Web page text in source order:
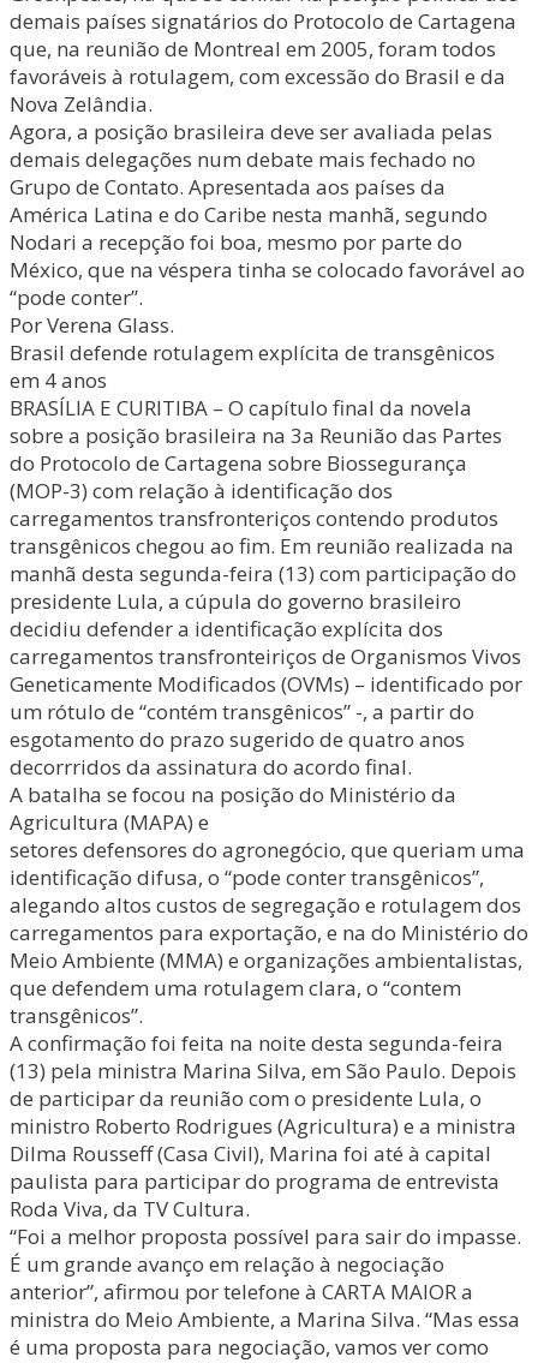
demais países signatários do Protocolo de Cartagena
que, na reunião de Montreal em 2005, foram todos
favoráveis à rotulagem, com excessão do Brasil e da
Nova Zelândia.
Agora, a posição brasileira deve ser avaliada pelas
demais delegações num debate mais fechado no
Grupo de Contato. Apresentada aos países da
América Latina e do Caribe nesta manhã, segundo
Nodari a recepção foi boa, mesmo por parte do
México, que na véspera tinha se colocado favorável ao
“pode conter”.
Por Verena Glass.
Brasil defende rotulagem explícita de transgênicos
em 4 anos
BRASÍLIA E CURITIBA – O capítulo final da novela
sobre a posição brasileira na 3a Reunião das Partes
do Protocolo de Cartagena sobre Biossegurança
(MOP-3) com relação à identificação dos
carregamentos transfronteriços contendo produtos
transgênicos chegou ao fim. Em reunião realizada na
manhã desta segunda-feira (13) com participação do
presidente Lula, a cúpula do governo brasileiro
decidiu defender a identificação explícita dos
carregamentos transfronteiriços de Organismos Vivos
Geneticamente Modificados (OVMs) – identificado por
um rótulo de “contém transgênicos” -, a partir do
esgotamento do prazo sugerido de quatro anos
decorrridos da assinatura do acordo final.
A batalha se focou na posição do Ministério da
Agricultura (MAPA) e
setores defensores do agronegócio, que queriam uma
identificação difusa, o “pode conter transgênicos”,
alegando altos custos de segregação e rotulagem dos
carregamentos para exportação, e na do Ministério do
Meio Ambiente (MMA) e organizações ambientalistas,
que defendem uma rotulagem clara, o “contem
transgênicos”.
A confirmação foi feita na noite desta segunda-feira
(13) pela ministra Marina Silva, em São Paulo. Depois
de participar da reunião com o presidente Lula, o
ministro Roberto Rodrigues (Agricultura) e a ministra
Dilma Rousseff (Casa Civil), Marina foi até à capital
paulista para participar do programa de entrevista
Roda Viva, da TV Cultura.
“Foi a melhor proposta possível para sair do impasse.
É um grande avanço em relação à negociação
anterior”, afirmou por telefone à CARTA MAIOR a
ministra do Meio Ambiente, a Marina Silva. “Mas essa
é uma proposta para negociação, vamos ver como